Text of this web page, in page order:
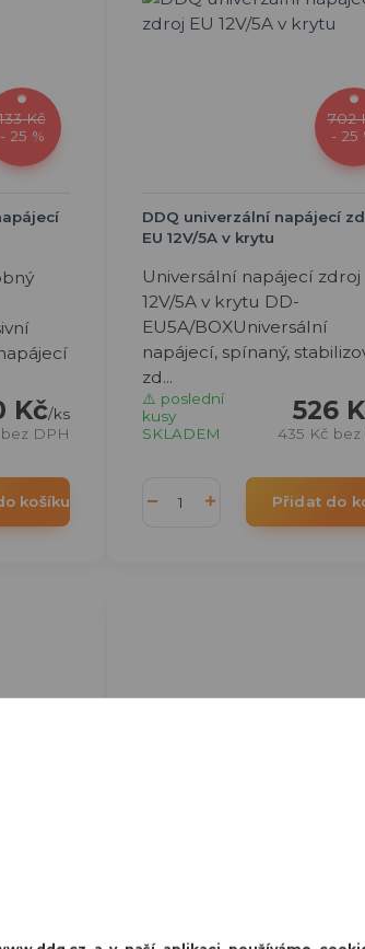
Kč
- 25 %
Kč/ks
bez DPH
košíku
702
- 25
DDQ univerzální napájecí
EU 12V/5A v krytu
Universální napájecí zdroj
12V/5A v krytu DD-
EU5A/BOXUniversální
napájecí, spínaný,
zd...
526
435 Kč bez
⚠️ poslední
kusy
SKLADEM
Přidat do